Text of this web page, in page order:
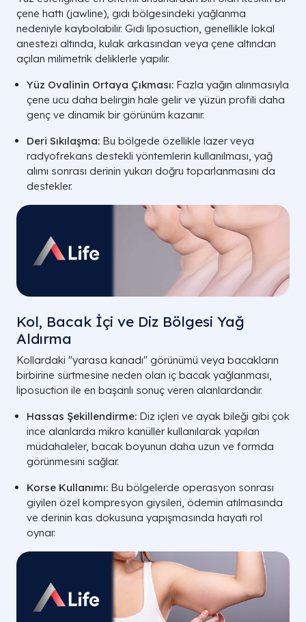
çene hattı (jawline), gıdı bölgesindeki yağlanma
nedeniyle kaybolabilir. Gıdı liposuction, genellikle lokal
anestezi altında, kulak arkasından veya çene altından
açılan milimetrik deliklerle yapılır.
Yüz Ovalinin Ortaya Çıkması: Fazla yağın alınmasıyla
çene ucu daha belirgin hale gelir ve yüzün profili daha
genç ve dinamik bir görünüm kazanır.
Deri Sıkılaşma: Bu bölgede özellikle lazer veya
radyofrekans destekli yöntemlerin kullanılması, yağ
alımı sonrası derinin yukarı doğru toparlanmasını da
destekler.
Kol, Bacak İçi ve Diz Bölgesi Yağ
Aldırma
Kollardaki "yarasa kanadı" görünümü veya bacakların
birbirine sürtmesine neden olan iç bacak yağlanması,
liposuction ile en başarılı sonuç veren alanlardandır.
Hassas Şekillendirme: Diz içleri ve ayak bileği gibi çok
ince alanlarda mikro kanüller kullanılarak yapılan
müdahaleler, bacak boyunun daha uzun ve formda
görünmesini sağlar.
Korse Kullanımı: Bu bölgelerde operasyon sonrası
giyilen özel kompresyon giysileri, ödemin atılmasında
ve derinin kas dokusuna yapışmasında hayati rol
oynar.